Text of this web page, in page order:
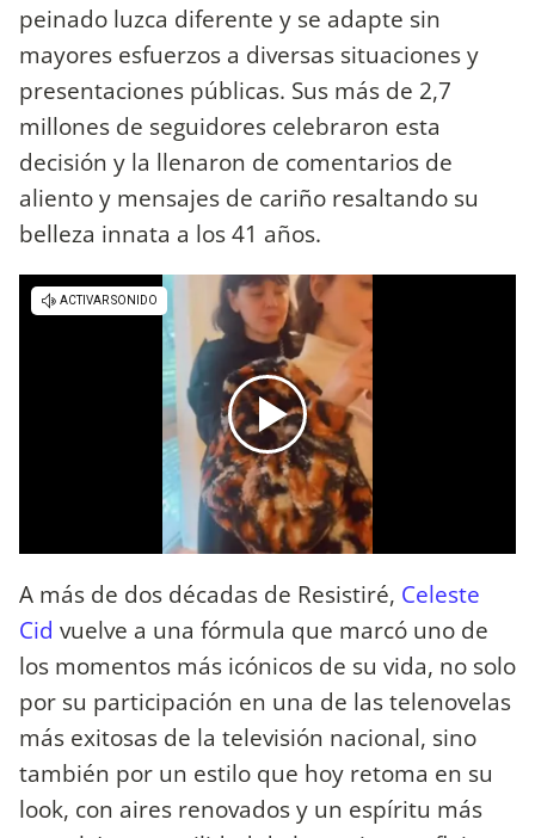
peinado luzca diferente y se adapte sin
mayores esfuerzos a diversas situaciones y
presentaciones públicas. Sus más de 2,7
millones de seguidores celebraron esta
decisión y la llenaron de comentarios de
aliento y mensajes de cariño resaltando su
belleza innata a los 41 años.
A más de dos décadas de Resistiré, Celeste
Cid vuelve a una fórmula que marcó uno de
los momentos más icónicos de su vida, no solo
por su participación en una de las telenovelas
más exitosas de la televisión nacional, sino
también por un estilo que hoy retoma en su
look, con aires renovados y un espíritu más